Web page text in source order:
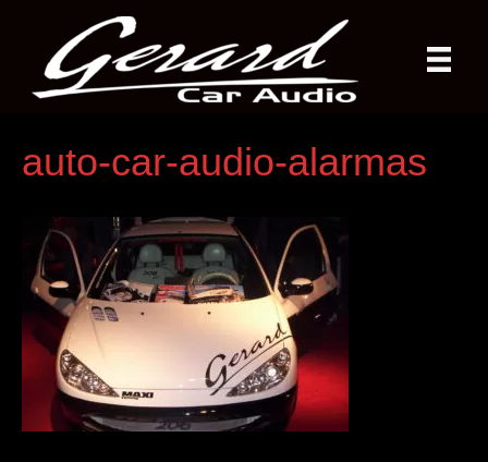
auto-car-audio-alarmas